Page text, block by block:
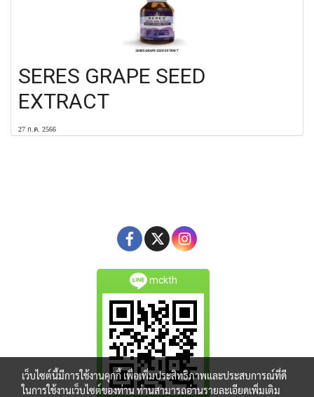
SERES GRAPE SEED
EXTRACT
27 ก.ค. 2566
mckth
เว็บไซต์นี้มีการใช้งานคุกกี้ เพื่อเพิ่มประสิทธิภาพและประสบการณ์ที่ดี
ในการใช้งานเว็บไซต์ของท่าน ท่านสามารถอ่านรายละเอียดเพิ่มเติม